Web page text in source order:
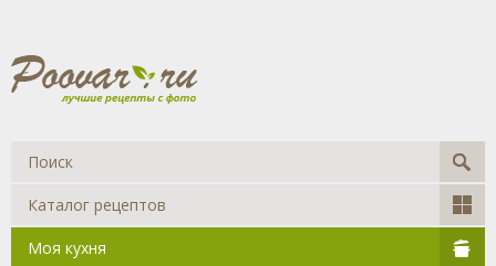
Каталог рецептов
Моя кухня